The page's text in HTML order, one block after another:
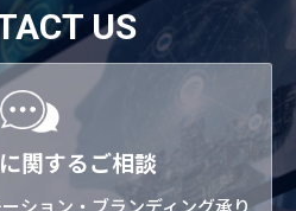
US
関するご相談
ション・ブランディング承り